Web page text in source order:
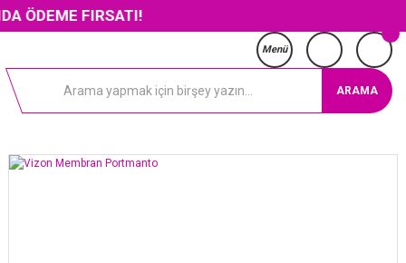
FIRSATI!
Menü
ARAMA